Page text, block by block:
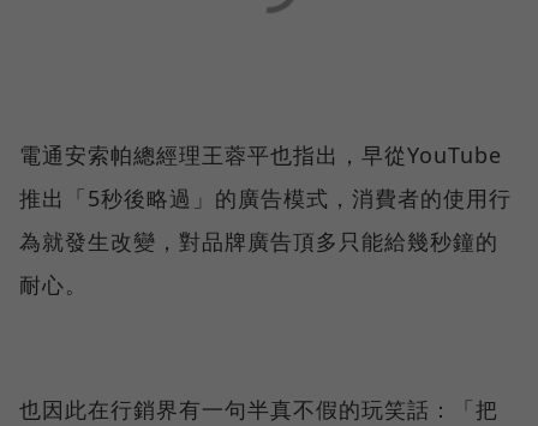
電通安索帕總經理王蓉平也指出，早從YouTube
推出「5秒後略過」的廣告模式，消費者的使用行
為就發生改變，對品牌廣告頂多只能給幾秒鐘的
耐心。
也因此在行銷界有一句半真不假的玩笑話：「把